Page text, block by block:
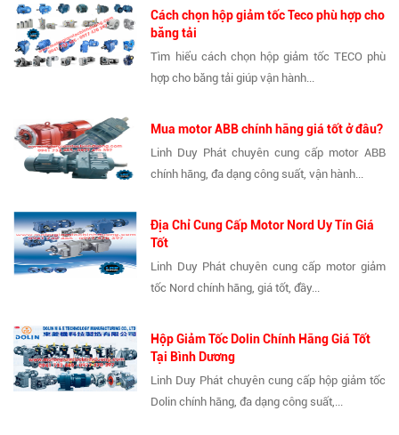
Cách chọn hộp giảm tốc Teco phù hợp cho
băng tải
Tìm hiểu cách chọn hộp giảm tốc TECO phù
hợp cho băng tải giúp vận hành...
Mua motor ABB chính hãng giá tốt ở đâu?
Linh Duy Phát chuyên cung cấp motor ABB
chính hãng, đa dạng công suất, vận hành...
Địa Chỉ Cung Cấp Motor Nord Uy Tín Giá
Tốt
Linh Duy Phát chuyên cung cấp motor giảm
tốc Nord chính hãng, giá tốt, đầy...
Hộp Giảm Tốc Dolin Chính Hãng Giá Tốt
Tại Bình Dương
Linh Duy Phát chuyên cung cấp hộp giảm tốc
Dolin chính hãng, đa dạng công suất,...